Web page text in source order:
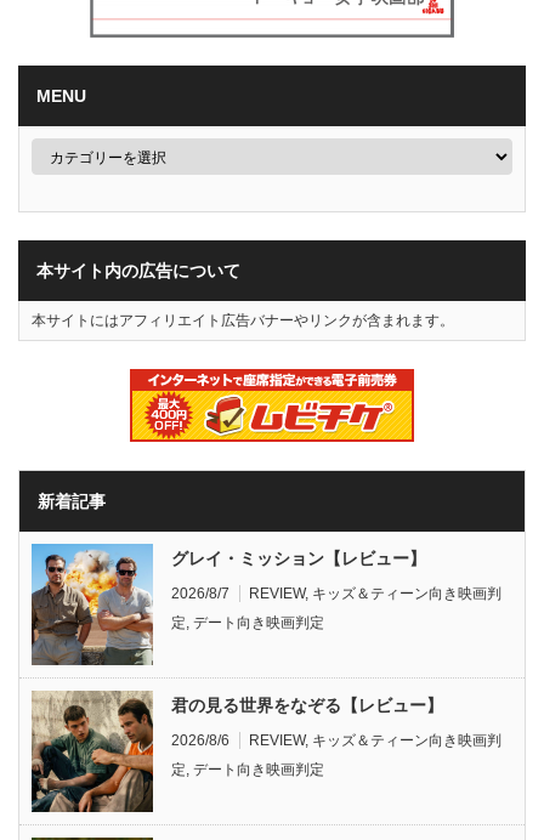
MENU
本サイト内の広告について
本サイトにはアフィリエイト広告バナーやリンクが含まれます。
新着記事
グレイ・ミッション【レビュー】
2026/8/7 REVIEW, キッズ＆ティーン向き映画判
定 デート向き映画判定
君の見る世界をなぞる【レビュー】
2026/8/6 REVIEW, キッズ＆ティーン向き映画判
定 デート向き映画判定